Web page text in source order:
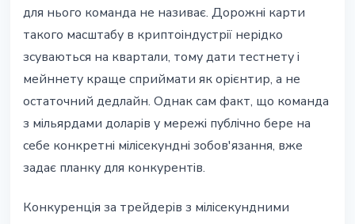
для нього команда не називає. Дорожні карти
такого масштабу в криптоіндустрії нерідко
зсуваються на квартали, тому дати тестнету і
мейннету краще сприймати як орієнтир, а не
остаточний дедлайн. Однак сам факт, що команда
з мільярдами доларів у мережі публічно бере на
себе конкретні мілісекундні зобов'язання, вже
задає планку для конкурентів.
Конкуренція за трейдерів з мілісекундними